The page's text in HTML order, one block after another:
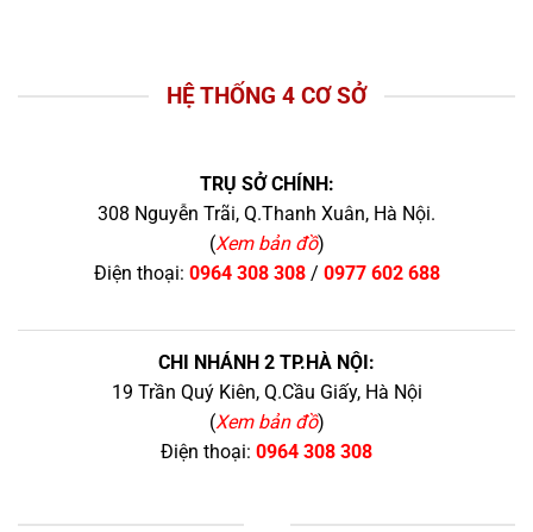
HỆ THỐNG 4 CƠ SỞ
TRỤ SỞ CHÍNH:
308 Nguyễn Trãi, Q.Thanh Xuân, Hà Nội.
(Xem bản đồ)
Điện thoại: 0964 308 308/ 0977 602 688
CHI NHÁNH 2 TP.HÀ NỘI:
19 Trần Quý Kiên, Q.Cầu Giấy, Hà Nội
(Xem bản đồ)
Điện thoại: 0964 308 308